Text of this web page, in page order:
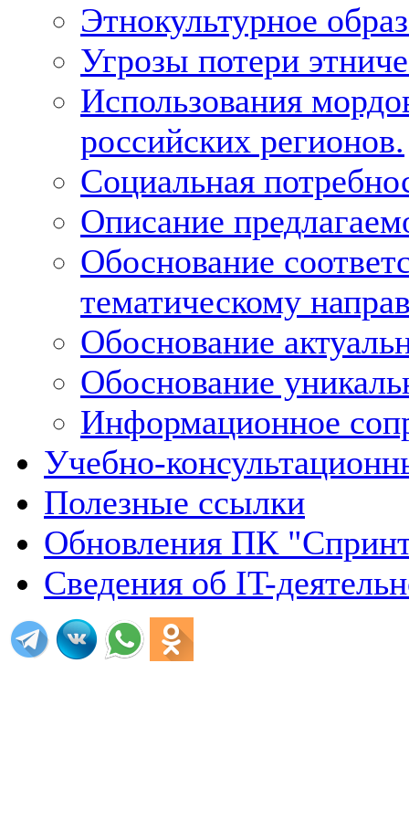
Этнокультурное
Угрозы потери
Использования
российских регионов.
Социальная
Описание
Обоснование
тематическому
Обоснование
Обоснование
Информационное
Учебно-
Полезные ссылки
Обновления ПК
Сведения об IT-